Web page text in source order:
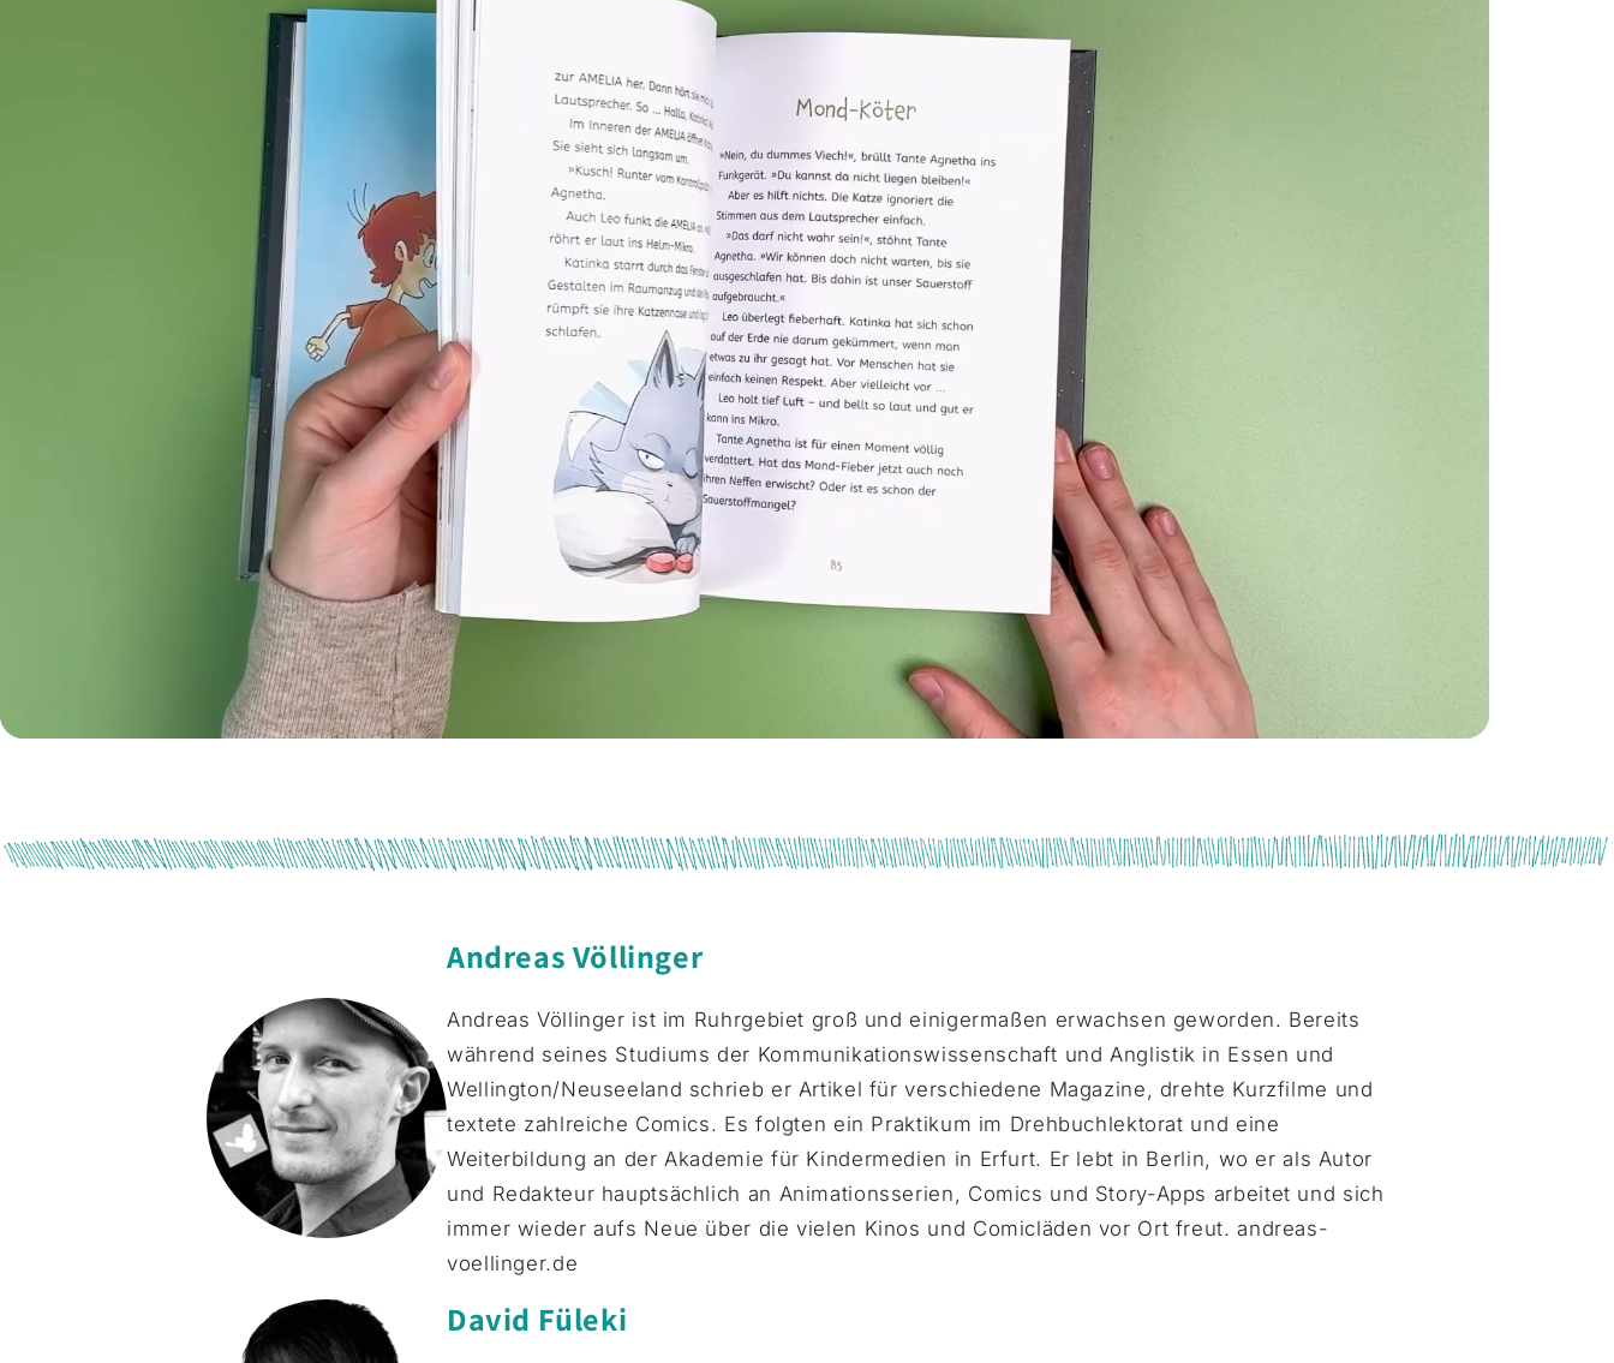
Andreas Völlinger
Andreas Völlinger ist im Ruhrgebiet groß und einigermaßen erwachsen geworden. Bereits
während seines Studiums der Kommunikationswissenschaft und Anglistik in Essen und
Wellington/Neuseeland schrieb er Artikel für verschiedene Magazine, drehte Kurzfilme und
textete zahlreiche Comics. Es folgten ein Praktikum im Drehbuchlektorat und eine
Weiterbildung an der Akademie für Kindermedien in Erfurt. Er lebt in Berlin, wo er als Autor
und Redakteur hauptsächlich an Animationsserien, Comics und Story-Apps arbeitet und sich
immer wieder aufs Neue über die vielen Kinos und Comicläden vor Ort freut. andreas-
voellinger.de
David Füleki